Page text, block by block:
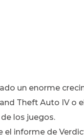
un enorme
Theft Auto IV o
los juegos.
el informe de